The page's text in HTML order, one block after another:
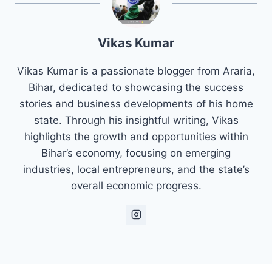
Vikas Kumar
Vikas Kumar is a passionate blogger from Araria,
Bihar, dedicated to showcasing the success
stories and business developments of his home
state. Through his insightful writing, Vikas
highlights the growth and opportunities within
Bihar’s economy, focusing on emerging
industries, local entrepreneurs, and the state’s
overall economic progress.